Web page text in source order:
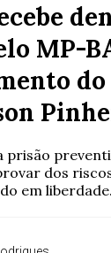
MP-
prisão
dos
em liberdade.